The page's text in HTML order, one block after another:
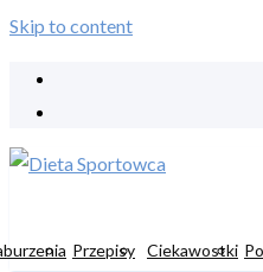
Skip to content
Przepisy Ciekawostki